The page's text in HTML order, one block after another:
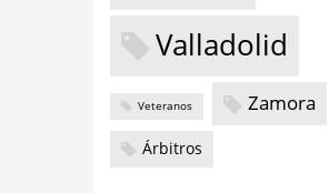
Valladolid
Veteranos Zamora
Árbitros